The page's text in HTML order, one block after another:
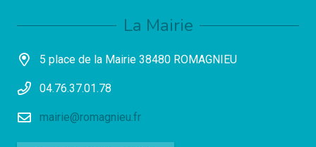
La Mairie
5 place de la Mairie 38480 ROMAGNIEU
04.76.37.01.78
mairie@romagnieu.fr